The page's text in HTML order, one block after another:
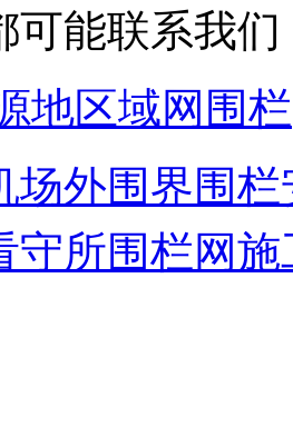
可能联系我
地区域网围栏
场外围界围
守所围栏网施